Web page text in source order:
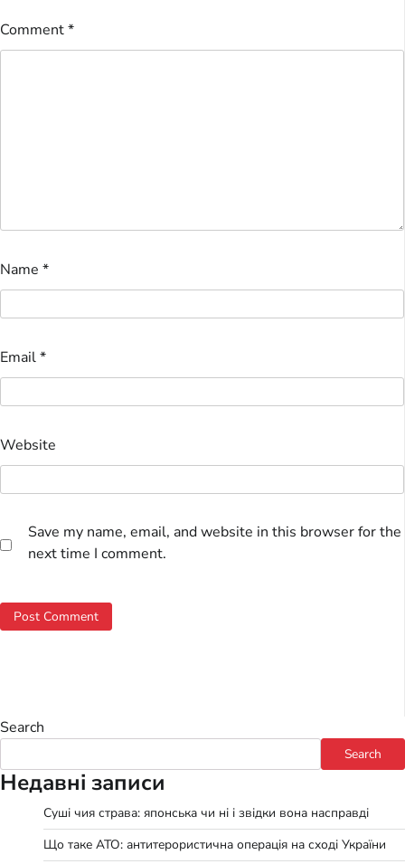
Comment*
Name *
Email*
Website
Save my name, email, and website in this browser for the
next time I comment.
Search
Search
Недавні записи
Суші чия страва: японська чи ні і звідки вона насправді
Що таке АТО: антитерористична операція на сході України